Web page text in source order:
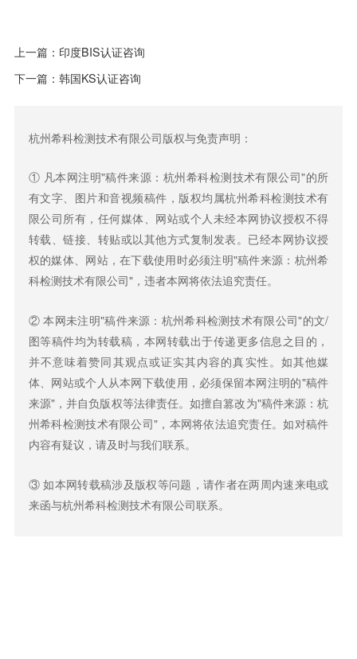
上一篇： 印度BIS认证咨询
下一篇： 韩国KS认证咨询
杭州希科检测技术有限公司版权与免责声明：
① 凡本网注明"稿件来源：杭州希科检测技术有限公司"的所
有文字、图片和音视频稿件，版权均属杭州希科检测技术有
限公司所有，任何媒体、网站或个人未经本网协议授权不得
转载、链接、转贴或以其他方式复制发表。已经本网协议授
权的媒体、网站，在下载使用时必须注明"稿件来源：杭州希
科检测技术有限公司"，违者本网将依法追究责任。
② 本网未注明"稿件来源：杭州希科检测技术有限公司"的文/
图等稿件均为转载稿，本网转载出于传递更多信息之目的，
并不意味着赞同其观点或证实其内容的真实性。如其他媒
体、网站或个人从本网下载使用，必须保留本网注明的"稿件
来源"，并自负版权等法律责任。如擅自篡改为"稿件来源：杭
州希科检测技术有限公司"，本网将依法追究责任。如对稿件
内容有疑议，请及时与我们联系。
③ 如本网转载稿涉及版权等问题，请作者在两周内速来电或
来函与杭州希科检测技术有限公司联系。